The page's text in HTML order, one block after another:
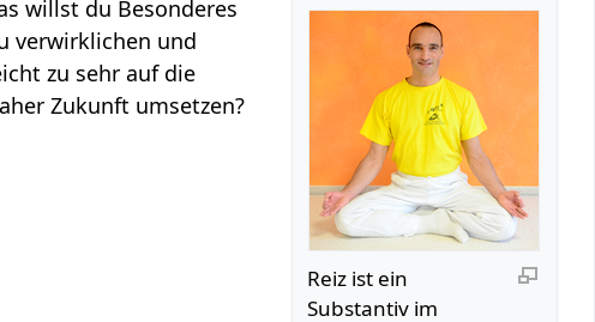
Reiz‏‎ ist ein
Substantiv im
willst du Besonderes
verwirklichen und
zu sehr auf die
Zukunft umsetzen?